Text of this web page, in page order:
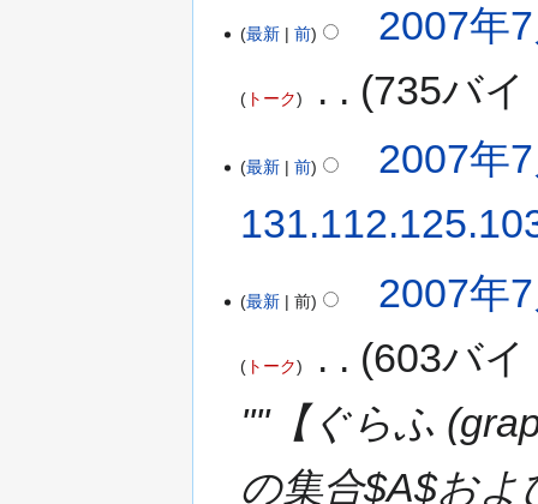
最新 前 2007年
トーク 735バイ
最新 前
2007年
最新 前 2007年
トーク
603バイ
''''【ぐらふ
の集合$A$およ